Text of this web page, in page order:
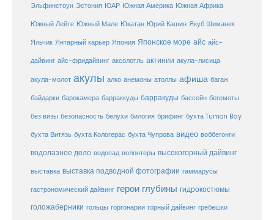
Эльфинстоун Эстония ЮАР Южная Америка Южная Африка
Южный Лейте Южный Мале Юкатан Юрий Кашин Якуб Шиманек
Яльчик Янтарный карьер Япония Японское море айс айс-
дайвинг айс-фридайвинг аксолотль актинии акула-лисица
акула-молот акулы алко анемоны атоллы афиша багаж
байдарки барокамера барраккуды барракуды бассейн бегемоты
без визы безопасность белухи билогия брифинг бухта Tumon Bay
бухта Витязь бухта Кологерас бухта Чупрова видео воббегонги
водолазное дело водопад волонтеры высокогорный дайвинг
выставка выставка подводной фотографии гаммарусы
гастрономический дайвинг герои глубины гидрокостюмы
голожаберники гольцы горгонарии горный дайвинг гребешки